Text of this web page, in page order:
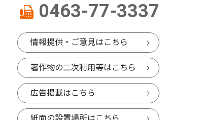
0463-77-3337
情報提供・ご意見はこちら
著作物の二次利用等はこちら
広告掲載はこちら